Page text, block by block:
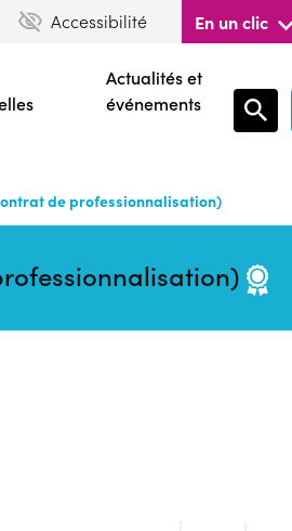
Accessibilité En un clic
Actualités et
événements
de professionnalisation)